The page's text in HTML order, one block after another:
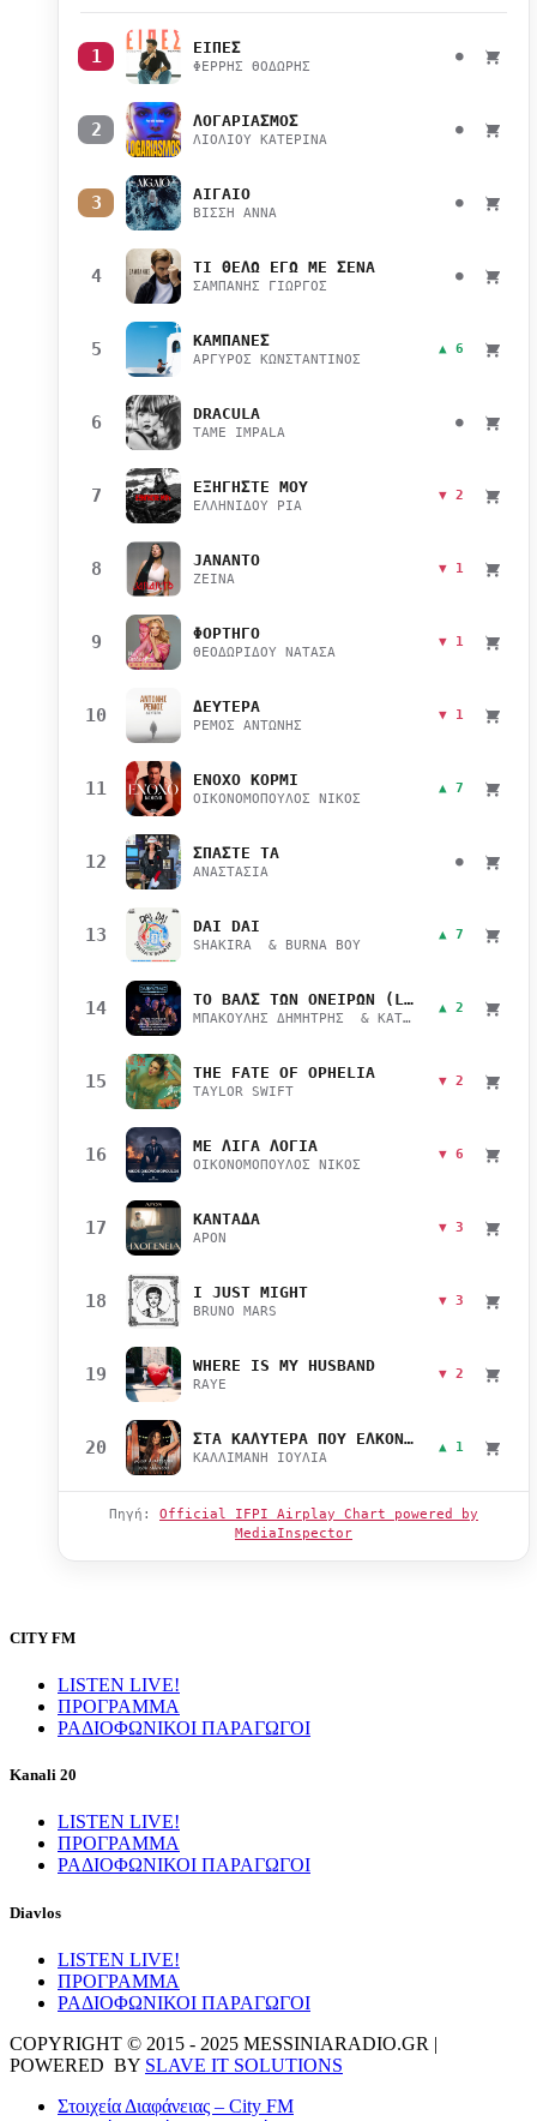
1 ΕΙΠΕΣ
ΦΕΡΡΗΣ ΘΟΔΩΡΗΣ
●
2 ΛΟΓΑΡΙΑΣΜΟΣ
ΛΙΟΛΙΟΥ ΚΑΤΕΡΙΝΑ
●
3 ΑΙΓΑΙΟ
ΒΙΣΣΗ ΑΝΝΑ
●
4 ΤΙ ΘΕΛΩ ΕΓΩ ΜΕ ΣΕΝΑ
ΣΑΜΠΑΝΗΣ ΓΙΩΡΓΟΣ
●
5 ΚΑΜΠΑΝΕΣ
ΑΡΓΥΡΟΣ ΚΩΝΣΤΑΝΤΙΝΟΣ
▲ 6
6 DRACULA
TAME IMPALA
●
7 ΕΞΗΓΗΣΤΕ ΜΟΥ
ΕΛΛΗΝΙΔΟΥ ΡΙΑ
▼ 2
8 JANANTO
ZEINA
▼ 1
9 ΦΟΡΤΗΓΟ
ΘΕΟΔΩΡΙΔΟΥ ΝΑΤΑΣΑ
▼ 1
10 ΔΕΥΤΕΡΑ
ΡΕΜΟΣ ΑΝΤΩΝΗΣ
▼ 1
11 ΕΝΟΧΟ ΚΟΡΜΙ
ΟΙΚΟΝΟΜΟΠΟΥΛΟΣ ΝΙΚΟΣ
▲ 7
12 ΣΠΑΣΤΕ ΤΑ
ΑΝΑΣΤΑΣΙΑ
●
13 DAI DAI
SHAKIRA & BURNA BOY
▲ 7
14 ΤΟ ΒΑΛΣ ΤΩΝ ΟΝΕΙΡΩΝ (LIVE)
ΜΠΑΚΟΥΛΗΣ ΔΗΜΗΤΡΗΣ & ΚΑΤΣΙΜΙΧΑ ΜΑΡΙΑΝΑ
▲ 2
15 THE FATE OF OPHELIA
TAYLOR SWIFT
▼ 2
16 ΜΕ ΛΙΓΑ ΛΟΓΙΑ
ΟΙΚΟΝΟΜΟΠΟΥΛΟΣ ΝΙΚΟΣ
▼ 6
17 ΚΑΝΤΑΔΑ
APON
▼ 3
18 I JUST MIGHT
BRUNO MARS
▼ 3
19 WHERE IS MY HUSBAND
RAYE
▼ 2
20 ΣΤΑ ΚΑΛΥΤΕΡΑ ΠΟΥ ΕΛΚΟΝΤΑΙ
ΚΑΛΛΙΜΑΝΗ ΙΟΥΛΙΑ
▲ 1
Πηγή: Official IFPI Airplay Chart powered by
MediaInspector
CITY FM
LISTEN LIVE!
ΠΡΟΓΡΑΜΜΑ
ΡΑΔΙΟΦΩΝΙΚΟΙ ΠΑΡΑΓΩΓΟΙ
Kanali 20
LISTEN LIVE!
ΠΡΟΓΡΑΜΜΑ
ΡΑΔΙΟΦΩΝΙΚΟΙ ΠΑΡΑΓΩΓΟΙ
Diavlos
LISTEN LIVE!
ΠΡΟΓΡΑΜΜΑ
ΡΑΔΙΟΦΩΝΙΚΟΙ ΠΑΡΑΓΩΓΟΙ
COPYRIGHT © 2015 - 2025 MESSINIARADIO.GR |
POWERED BY SLAVE IT SOLUTIONS
Στοιχεία Διαφάνειας – City FM